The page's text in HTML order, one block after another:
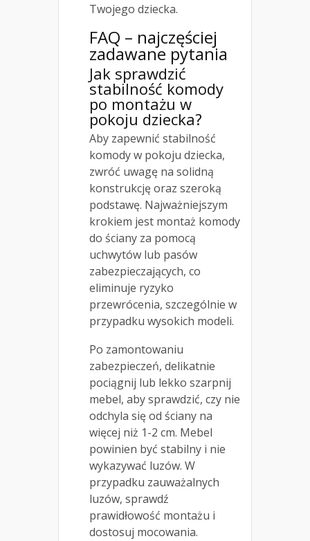
Twojego dziecka.
FAQ – najczęściej
zadawane pytania
Jak sprawdzić
stabilność komody
po montażu w
pokoju dziecka?
Aby zapewnić stabilność
komody w pokoju dziecka,
zwróć uwagę na solidną
konstrukcję oraz szeroką
podstawę. Najważniejszym
krokiem jest montaż komody
do ściany za pomocą
uchwytów lub pasów
zabezpieczających, co
eliminuje ryzyko
przewrócenia, szczególnie w
przypadku wysokich modeli.
Po zamontowaniu
zabezpieczeń, delikatnie
pociągnij lub lekko szarpnij
mebel, aby sprawdzić, czy nie
odchyla się od ściany na
więcej niż 1-2 cm. Mebel
powinien być stabilny i nie
wykazywać luzów. W
przypadku zauważalnych
luzów, sprawdź
prawidłowość montażu i
dostosuj mocowania.